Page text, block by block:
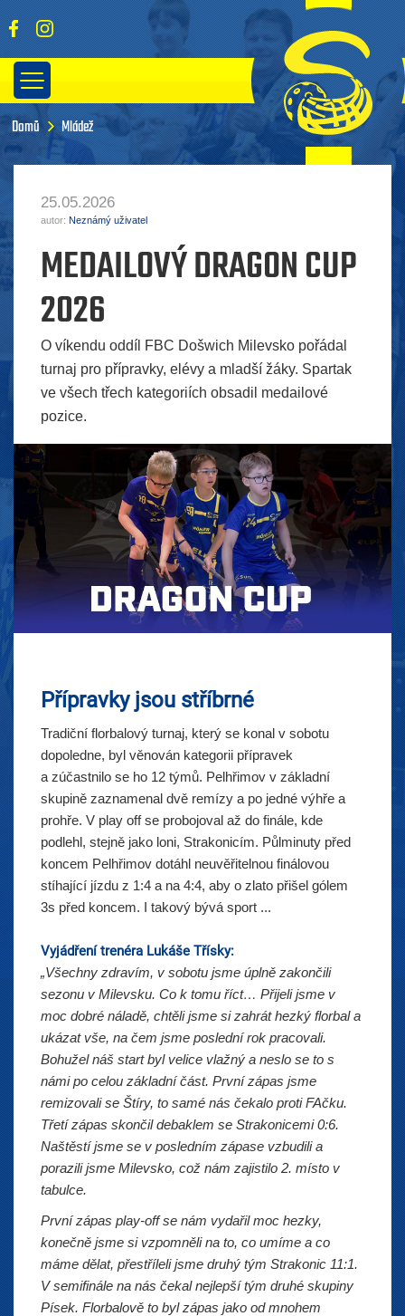
Domů Mládež
25.05.2026
autor: Neznámý uživatel
MEDAILOVÝ DRAGON CUP
2026
O víkendu oddíl FBC Došwich Milevsko pořádal
turnaj pro přípravky, elévy a mladší žáky. Spartak
ve všech třech kategoriích obsadil medailové
pozice.
Přípravky jsou stříbrné
Tradiční florbalový turnaj, který se konal v sobotu
dopoledne, byl věnován kategorii přípravek
a zúčastnilo se ho 12 týmů. Pelhřimov v základní
skupině zaznamenal dvě remízy a po jedné výhře a
prohře. V play off se probojoval až do finále, kde
podlehl, stejně jako loni, Strakonicím. Půlminuty před
koncem Pelhřimov dotáhl neuvěřitelnou finálovou
stíhající jízdu z 1:4 a na 4:4, aby o zlato přišel gólem
3s před koncem. I takový bývá sport ...
Vyjádření trenéra Lukáše Třísky:
„Všechny zdravím, v sobotu jsme úplně zakončili
sezonu v Milevsku. Co k tomu říct… Přijeli jsme v
moc dobré náladě, chtěli jsme si zahrát hezký florbal a
ukázat vše, na čem jsme poslední rok pracovali.
Bohužel náš start byl velice vlažný a neslo se to s
námi po celou základní část. První zápas jsme
remizovali se Štíry, to samé nás čekalo proti FAčku.
Třetí zápas skončil debaklem se Strakonicemi 0:6.
Naštěstí jsme se v posledním zápase vzbudili a
porazili jsme Milevsko, což nám zajistilo 2. místo v
tabulce.
První zápas play-off se nám vydařil moc hezky,
konečně jsme si vzpomněli na to, co umíme a co
máme dělat, přestříleli jsme druhý tým Strakonic 11:1.
V semifinále na nás čekal nejlepší tým druhé skupiny
Písek. Florbalově to byl zápas jako od mnohem